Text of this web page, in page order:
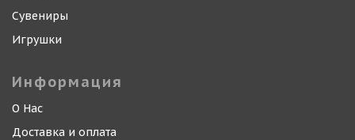
Сувениры
Игрушки
Информация
О Нас
Доставка и оплата